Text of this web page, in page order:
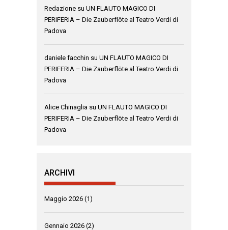
Redazione su UN FLAUTO MAGICO DI
PERIFERIA – Die Zauberflöte al Teatro Verdi di
Padova
daniele facchin su UN FLAUTO MAGICO DI
PERIFERIA – Die Zauberflöte al Teatro Verdi di
Padova
Alice Chinaglia su UN FLAUTO MAGICO DI
PERIFERIA – Die Zauberflöte al Teatro Verdi di
Padova
ARCHIVI
Maggio 2026 (1)
Gennaio 2026 (2)